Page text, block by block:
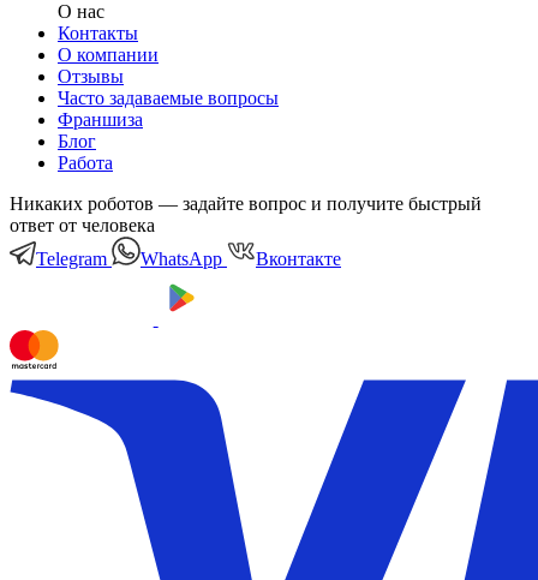
О нас
Контакты
О компании
Отзывы
Часто задаваемые вопросы
Франшиза
Блог
Работа
Никаких роботов — задайте вопрос и получите быстрый
ответ от человека
Telegram
WhatsApp Вконтакте